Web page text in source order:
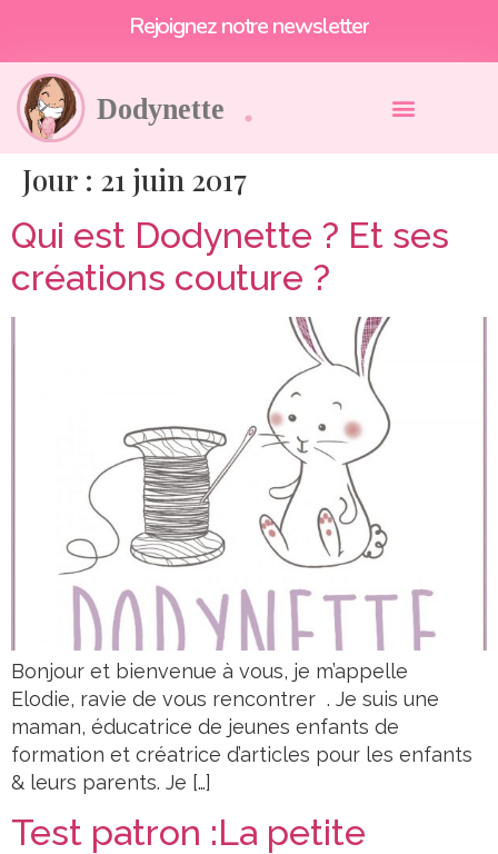
Rejoignez notre newsletter
Jour : 21 juin 2017
Qui est Dodynette ? Et ses
créations couture ?
Bonjour et bienvenue à vous, je m’appelle
Elodie, ravie de vous rencontrer . Je suis une
maman, éducatrice de jeunes enfants de
formation et créatrice d’articles pour les enfants
& leurs parents. Je […]
Test patron :La petite